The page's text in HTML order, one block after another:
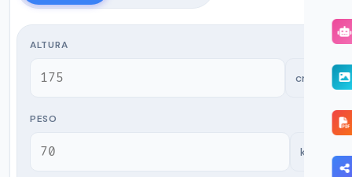
ALTURA
cm
PESO
kg